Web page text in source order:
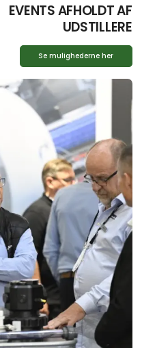
EVENTS AFHOLDT AF
UDSTILLERE
Se mulighederne her